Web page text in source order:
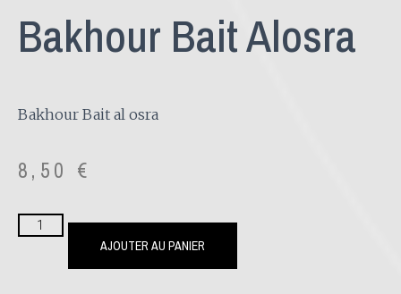
Bakhour Bait Alosra
Bakhour Bait al osra
8,50 €
AJOUTER AU PANIER